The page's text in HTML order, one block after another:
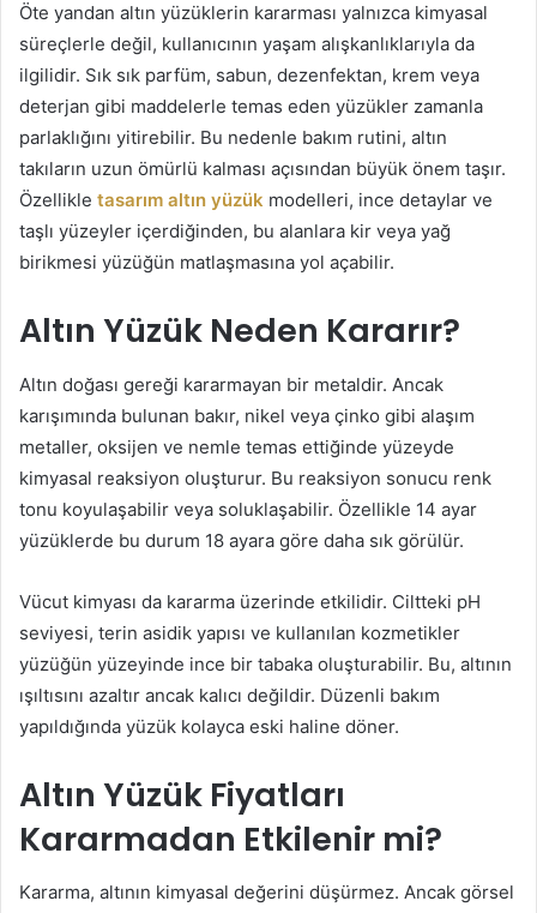
Öte yandan altın yüzüklerin kararması yalnızca kimyasal
süreçlerle değil, kullanıcının yaşam alışkanlıklarıyla da
ilgilidir. Sık sık parfüm, sabun, dezenfektan, krem veya
deterjan gibi maddelerle temas eden yüzükler zamanla
parlaklığını yitirebilir. Bu nedenle bakım rutini, altın
takıların uzun ömürlü kalması açısından büyük önem taşır.
Özellikle tasarım altın yüzük modelleri, ince detaylar ve
taşlı yüzeyler içerdiğinden, bu alanlara kir veya yağ
birikmesi yüzüğün matlaşmasına yol açabilir.
Altın Yüzük Neden Kararır?
Altın doğası gereği kararmayan bir metaldir. Ancak
karışımında bulunan bakır, nikel veya çinko gibi alaşım
metaller, oksijen ve nemle temas ettiğinde yüzeyde
kimyasal reaksiyon oluşturur. Bu reaksiyon sonucu renk
tonu koyulaşabilir veya soluklaşabilir. Özellikle 14 ayar
yüzüklerde bu durum 18 ayara göre daha sık görülür.
Vücut kimyası da kararma üzerinde etkilidir. Ciltteki pH
seviyesi, terin asidik yapısı ve kullanılan kozmetikler
yüzüğün yüzeyinde ince bir tabaka oluşturabilir. Bu, altının
ışıltısını azaltır ancak kalıcı değildir. Düzenli bakım
yapıldığında yüzük kolayca eski haline döner.
Altın Yüzük Fiyatları
Kararmadan Etkilenir mi?
Kararma, altının kimyasal değerini düşürmez. Ancak görsel